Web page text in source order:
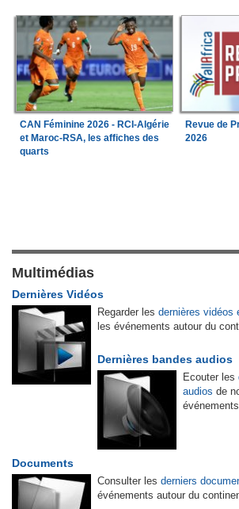
CAN Féminine 2026 - RCI-Algérie
et Maroc-RSA, les affiches des
quarts
Revue de
2026
Multimédias
Dernières Vidéos
Regarder les dernières vidéos
les événements autour du
Dernières bandes audios
Ecouter les
audios de
Documents
Consulter les derniers
événements autour du